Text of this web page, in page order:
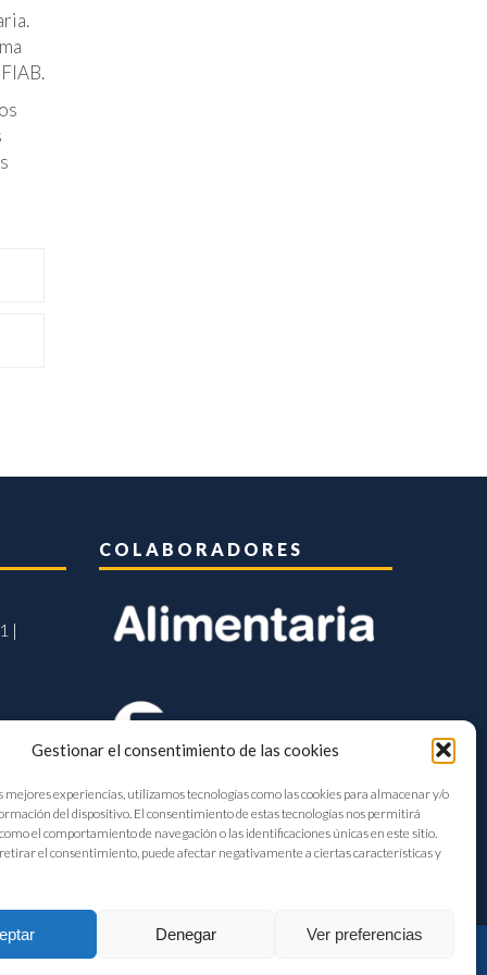
Gestionar el consentimiento de las cookies
mejores experiencias, utilizamos tecnologías como las cookies para almacenar y/o
del dispositivo. El consentimiento de estas tecnologías nos permitirá
el comportamiento de navegación o las identificaciones únicas en este sitio.
el consentimiento, puede afectar negativamente a ciertas características y
Denegar Ver preferencias
|
COLABORADORES